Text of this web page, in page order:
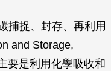
捕捉、封存、再利用
and Storage,
要是利用化學吸收和